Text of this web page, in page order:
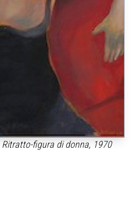
Ritratto-figura di donna, 1970